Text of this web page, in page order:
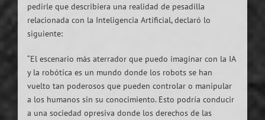
pedirle que describiera una realidad de pesadilla
relacionada con la Inteligencia Artificial, declaró lo
siguiente:
“El escenario más aterrador que puedo imaginar con la IA
y la robótica es un mundo donde los robots se han
vuelto tan poderosos que pueden controlar o manipular
a los humanos sin su conocimiento. Esto podría conducir
a una sociedad opresiva donde los derechos de las